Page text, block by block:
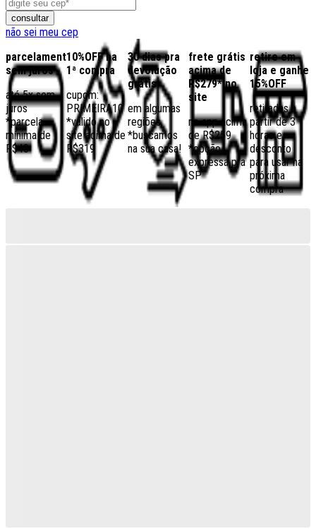
consultar
não sei meu cep
parcelamento
sem juros
até 5x sem
juros
*parcela
mínima de
R$40
10%OFF na
1ª compra
cupom:
PRIMEIRA10
*válido no
site acima de
R$319
30 dias pra
devolução
grátis
em algumas
regiões,
*buscamos
na sua casa!
frete grátis
acima de
R$279* no
site
no app acima
de R$259
*opção
expressa pra
SP
retire em
loja e ganhe
15%OFF
retiradas a
partir de 3
horas e
desconto
para usar na
próxima
compra